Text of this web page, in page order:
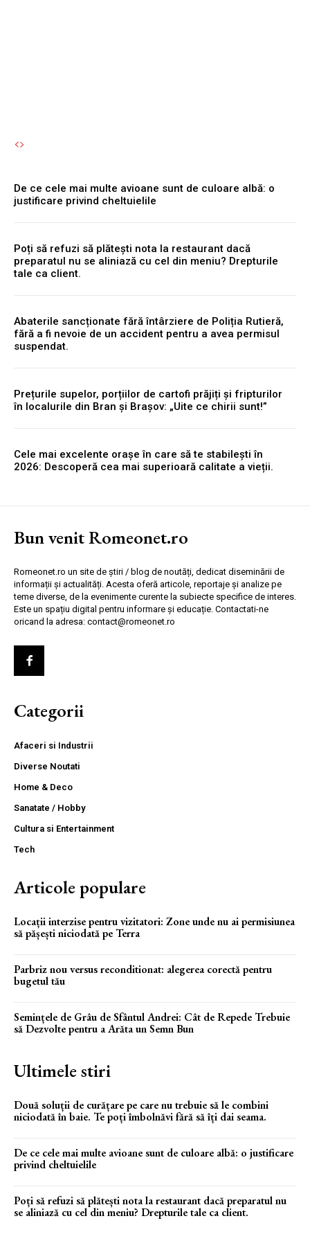
De ce cele mai multe avioane sunt de culoare albă: o
justificare privind cheltuielile
Poți să refuzi să plătești nota la restaurant dacă
preparatul nu se aliniază cu cel din meniu? Drepturile
tale ca client.
Abaterile sancționate fără întârziere de Poliția Rutieră,
fără a fi nevoie de un accident pentru a avea permisul
suspendat.
Prețurile supelor, porțiilor de cartofi prăjiți și fripturilor
în localurile din Bran și Brașov: „Uite ce chirii sunt!”
Cele mai excelente orașe în care să te stabilești în
2026: Descoperă cea mai superioară calitate a vieții.
Bun venit Romeonet.ro
Romeonet.ro un site de știri / blog de noutăți, dedicat diseminării de
informații și actualități. Acesta oferă articole, reportaje și analize pe
teme diverse, de la evenimente curente la subiecte specifice de interes.
Este un spațiu digital pentru informare și educație. Contactati-ne
oricand la adresa: contact@romeonet.ro
Categorii
Afaceri si Industrii
Diverse Noutati
Home & Deco
Sanatate / Hobby
Cultura si Entertainment
Tech
Articole populare
Locații interzise pentru vizitatori: Zone unde nu ai permisiunea
să pășești niciodată pe Terra
Parbriz nou versus reconditionat: alegerea corectă pentru
bugetul tău
Semințele de Grâu de Sfântul Andrei: Cât de Repede Trebuie
să Dezvolte pentru a Arăta un Semn Bun
Ultimele stiri
Două soluții de curățare pe care nu trebuie să le combini
niciodată în baie. Te poți îmbolnăvi fără să îți dai seama.
De ce cele mai multe avioane sunt de culoare albă: o justificare
privind cheltuielile
Poți să refuzi să plătești nota la restaurant dacă preparatul nu
se aliniază cu cel din meniu? Drepturile tale ca client.